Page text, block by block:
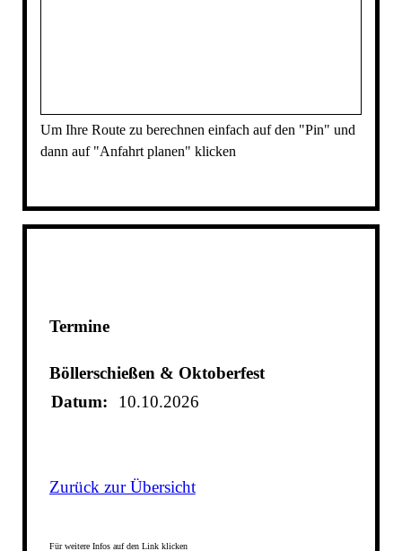
Um Ihre Route zu berechnen einfach auf den "Pin" und
dann auf "Anfahrt planen" klicken
Termine
Böllerschießen & Oktoberfest
Datum:
10.10.2026
Zurück zur Übersicht
Für weitere Infos auf den Link klicken